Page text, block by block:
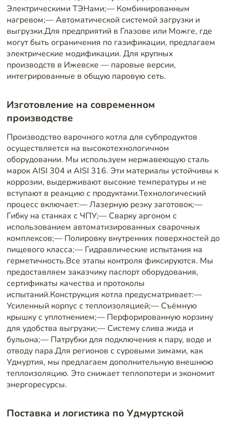
Электрическими ТЭНами;— Комбинированным
нагревом;— Автоматической системой загрузки и
выгрузки.Для предприятий в Глазове или Можге, где
могут быть ограничения по газификации, предлагаем
электрические модификации. Для крупных
производств в Ижевске — паровые версии,
интегрированные в общую паровую сеть.
Изготовление на современном
производстве
Производство варочного котла для субпродуктов
осуществляется на высокотехнологичном
оборудовании. Мы используем нержавеющую сталь
марок AISI 304 и AISI 316. Эти материалы устойчивы к
коррозии, выдерживают высокие температуры и не
вступают в реакцию с продуктами.Технологический
процесс включает:— Лазерную резку заготовок;—
Гибку на станках с ЧПУ;— Сварку аргоном с
использованием автоматизированных сварочных
комплексов;— Полировку внутренних поверхностей до
пищевого класса;— Гидравлические испытания на
герметичность.Все этапы контроля фиксируются. Мы
предоставляем заказчику паспорт оборудования,
сертификаты качества и протоколы
испытаний.Конструкция котла предусматривает:—
Усиленный корпус с теплоизоляцией;— Съёмную
крышку с уплотнением;— Перфорированную корзину
для удобства выгрузки;— Систему слива жида и
бульона;— Патрубки для подключения к пару, воде и
отводу пара.Для регионов с суровыми зимами, как
Удмуртия, мы предлагаем дополнительную внешнюю
теплоизоляцию. Это снижает теплопотери и экономит
энергоресурсы.
Поставка и логистика по Удмуртской